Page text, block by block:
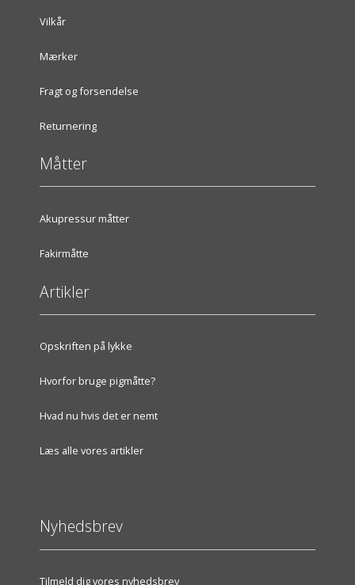
Vilkår
Mærker
Fragt og forsendelse
Returnering
Måtter
Akupressur måtter
Fakirmåtte
Artikler
Opskriften på lykke
Hvorfor bruge pigmåtte?
Hvad nu hvis det er nemt
Læs alle vores artikler
Nyhedsbrev
Tilmeld dig vores nyhedsbrev